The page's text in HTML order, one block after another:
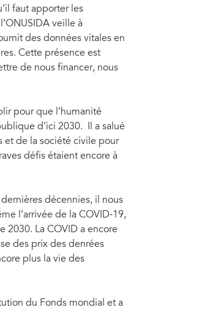
faut apporter les
veille à
des données vitales en
Cette présence est
de nous financer, nous
pour que l’humanité
d’ici 2030. Il a salué
et de la société civile pour
défis étaient encore à
décennies, il nous
l’arrivée de la COVID-19,
2030. La COVID a encore
des prix des denrées
plus la vie des
du Fonds mondial et a